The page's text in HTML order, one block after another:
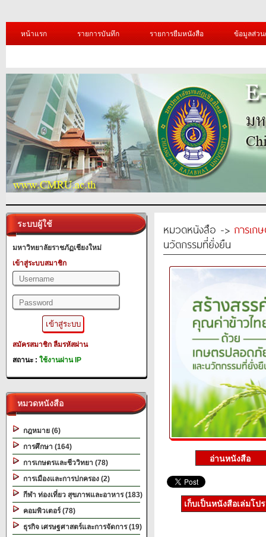
หน้าแรก รายการบันทึก รายการยืมหนังสือ ข้อมูลส่ว
ระบบผู้ใช้
มหาวิทยาลัยราชภัฏเชียงใหม่
เข้าสู่ระบบสมาชิก
สมัครสมาชิก ลืมรหัสผ่าน
สถานะ : ใช้งานผ่าน IP
หมวดหนังสือ
กฎหมาย (6)
การศึกษา (164)
การเกษตรและชีววิทยา (78)
การเมืองและการปกครอง (2)
กีฬา ท่องเที่ยว สุขภาพและอาหาร (183)
คอมพิวเตอร์ (78)
ธุรกิจ เศรษฐศาสตร์และการจัดการ (19)
หมวดหนังสือ -> การเก
นวัตกรรมที่ยั่งยืน
เก็บเป็นหนังสือเล่มโป